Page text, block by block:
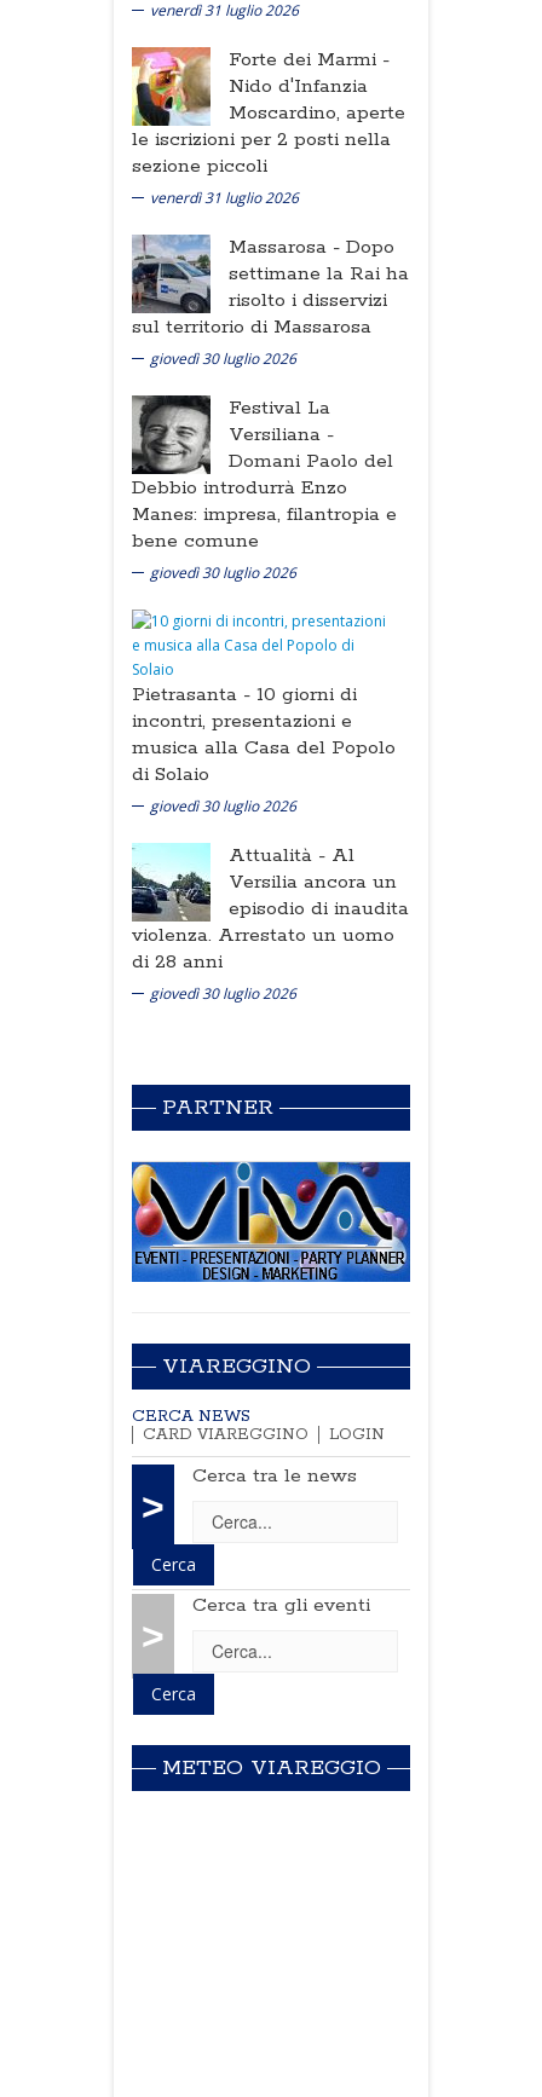
venerdì 31 luglio 2026
Forte dei Marmi -
Nido d'Infanzia
Moscardino, aperte
le iscrizioni per 2 posti nella
sezione piccoli
venerdì 31 luglio 2026
Massarosa - Dopo
settimane la Rai ha
risolto i disservizi
sul territorio di Massarosa
giovedì 30 luglio 2026
Festival La
Versiliana -
Domani Paolo del
Debbio introdurrà Enzo
Manes: impresa, filantropia e
bene comune
giovedì 30 luglio 2026
Pietrasanta - 10 giorni di
incontri, presentazioni e
musica alla Casa del Popolo
di Solaio
giovedì 30 luglio 2026
Attualità - Al
Versilia ancora un
episodio di inaudita
violenza. Arrestato un uomo
di 28 anni
giovedì 30 luglio 2026
PARTNER
VIAREGGINO
CERCA NEWS
CARD VIAREGGINO
LOGIN
>
Cerca tra le news
>
Cerca tra gli eventi
METEO VIAREGGIO